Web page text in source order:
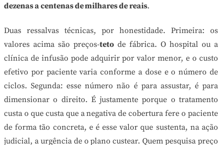
dezenas a centenas de milhares de reais.
Duas ressalvas técnicas, por honestidade. Primeira: os
valores acima são preços-teto de fábrica. O hospital ou a
clínica de infusão pode adquirir por valor menor, e o custo
efetivo por paciente varia conforme a dose e o número de
ciclos. Segunda: esse número não é para assustar, é para
dimensionar o direito. É justamente porque o tratamento
custa o que custa que a negativa de cobertura fere o paciente
de forma tão concreta, e é esse valor que sustenta, na ação
judicial, a urgência de o plano custear. Quem pesquisa preço